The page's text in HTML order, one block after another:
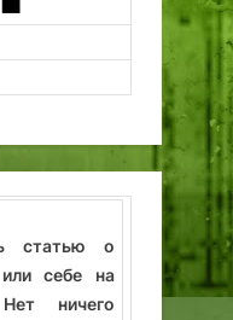
статью о
себе на
ничего